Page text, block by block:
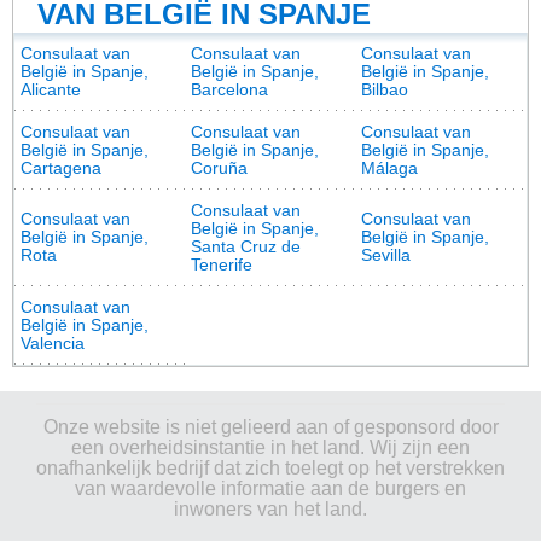
VAN BELGIË IN SPANJE
Consulaat van
België in Spanje,
Alicante
Consulaat van
België in Spanje,
Barcelona
Consulaat van
België in Spanje,
Bilbao
Consulaat van
België in Spanje,
Cartagena
Consulaat van
België in Spanje,
Coruña
Consulaat van
België in Spanje,
Málaga
Consulaat van
België in Spanje,
Rota
Consulaat van
België in Spanje,
Santa Cruz de
Tenerife
Consulaat van
België in Spanje,
Sevilla
Consulaat van
België in Spanje,
Valencia
Onze website is niet gelieerd aan of gesponsord door
een overheidsinstantie in het land. Wij zijn een
onafhankelijk bedrijf dat zich toelegt op het verstrekken
van waardevolle informatie aan de burgers en
inwoners van het land.